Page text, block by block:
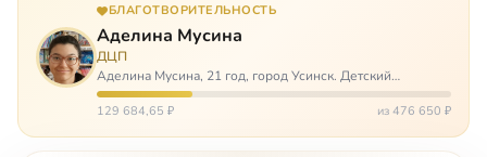
БЛАГОТВОРИТЕЛЬНОСТЬ
Аделина Мусина
ДЦП
Аделина Мусина, 21 год, город Усинск. Детский
церебральный паралич, передвигается на ходунках или
коляске. Аделине требуется помощь, чтобы ноги
129 684,65 ₽ из 476 650 ₽